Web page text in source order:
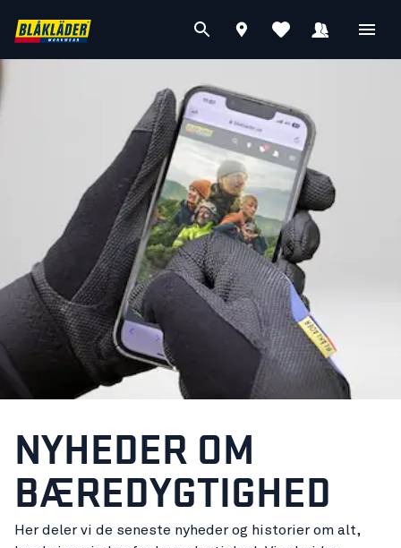
NYHEDER OM
BÆREDYGTIGHED
Her deler vi de seneste nyheder og historier om alt,